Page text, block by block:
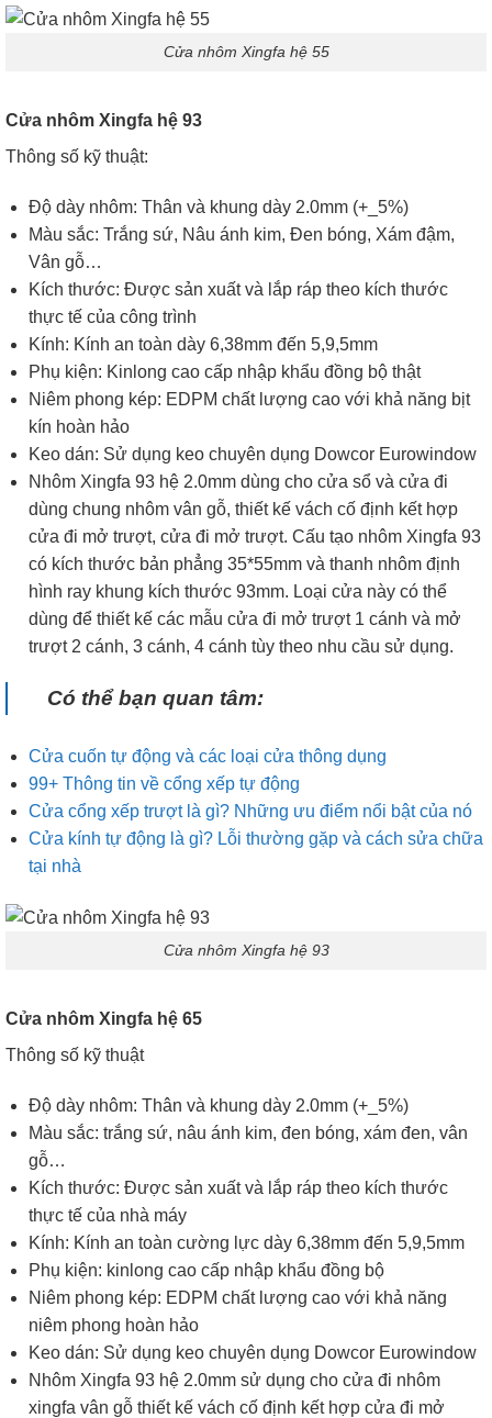
Cửa nhôm Xingfa hệ 55
Cửa nhôm Xingfa hệ 93
Thông số kỹ thuật:
Độ dày nhôm: Thân và khung dày 2.0mm (+_5%)
Màu sắc: Trắng sứ, Nâu ánh kim, Đen bóng, Xám đậm,
Vân gỗ…
Kích thước: Được sản xuất và lắp ráp theo kích thước
thực tế của công trình
Kính: Kính an toàn dày 6,38mm đến 5,9,5mm
Phụ kiện: Kinlong cao cấp nhập khẩu đồng bộ thật
Niêm phong kép: EDPM chất lượng cao với khả năng bịt
kín hoàn hảo
Keo dán: Sử dụng keo chuyên dụng Dowcor Eurowindow
Nhôm Xingfa 93 hệ 2.0mm dùng cho cửa sổ và cửa đi
dùng chung nhôm vân gỗ, thiết kế vách cố định kết hợp
cửa đi mở trượt, cửa đi mở trượt. Cấu tạo nhôm Xingfa 93
có kích thước bản phẳng 35*55mm và thanh nhôm định
hình ray khung kích thước 93mm. Loại cửa này có thể
dùng để thiết kế các mẫu cửa đi mở trượt 1 cánh và mở
trượt 2 cánh, 3 cánh, 4 cánh tùy theo nhu cầu sử dụng.
Có thể bạn quan tâm:
Cửa cuốn tự động và các loại cửa thông dụng
99+ Thông tin về cổng xếp tự động
Cửa cổng xếp trượt là gì? Những ưu điểm nổi bật của nó
Cửa kính tự động là gì? Lỗi thường gặp và cách sửa chữa
tại nhà
Cửa nhôm Xingfa hệ 93
Cửa nhôm Xingfa hệ 65
Thông số kỹ thuật
Độ dày nhôm: Thân và khung dày 2.0mm (+_5%)
Màu sắc: trắng sứ, nâu ánh kim, đen bóng, xám đen, vân
gỗ…
Kích thước: Được sản xuất và lắp ráp theo kích thước
thực tế của nhà máy
Kính: Kính an toàn cường lực dày 6,38mm đến 5,9,5mm
Phụ kiện: kinlong cao cấp nhập khẩu đồng bộ
Niêm phong kép: EDPM chất lượng cao với khả năng
niêm phong hoàn hảo
Keo dán: Sử dụng keo chuyên dụng Dowcor Eurowindow
Nhôm Xingfa 93 hệ 2.0mm sử dụng cho cửa đi nhôm
xingfa vân gỗ thiết kế vách cố định kết hợp cửa đi mở